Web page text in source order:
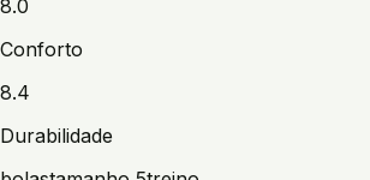
8.0
Conforto
8.4
Durabilidade